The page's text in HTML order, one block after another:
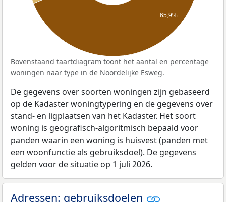
65,9%
Bovenstaand taartdiagram toont het aantal en percentage
woningen naar type in de Noordelijke Esweg.
De gegevens over soorten woningen zijn gebaseerd
op de Kadaster woningtypering en de gegevens over
stand- en ligplaatsen van het Kadaster. Het soort
woning is geografisch-algoritmisch bepaald voor
panden waarin een woning is huisvest (panden met
een woonfunctie als gebruiksdoel). De gegevens
gelden voor de situatie op 1 juli 2026.
Adressen: gebruiksdoelen